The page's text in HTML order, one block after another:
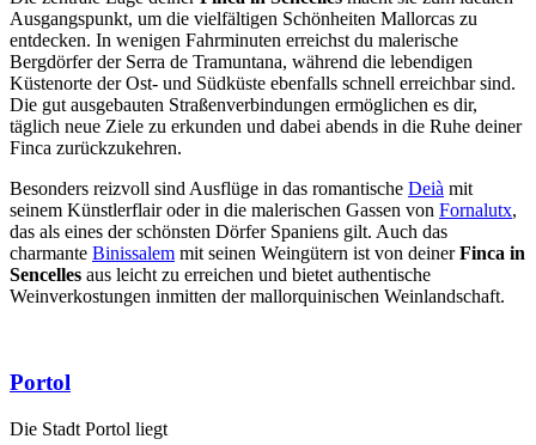
Ausgangspunkt, um die vielfältigen Schönheiten Mallorcas zu
entdecken. In wenigen Fahrminuten erreichst du malerische
Bergdörfer der Serra de Tramuntana, während die lebendigen
Küstenorte der Ost- und Südküste ebenfalls schnell erreichbar sind.
Die gut ausgebauten Straßenverbindungen ermöglichen es dir,
täglich neue Ziele zu erkunden und dabei abends in die Ruhe deiner
Finca zurückzukehren.
Besonders reizvoll sind Ausflüge in das romantische Deià mit
seinem Künstlerflair oder in die malerischen Gassen von Fornalutx,
das als eines der schönsten Dörfer Spaniens gilt. Auch das
charmante Binissalem mit seinen Weingütern ist von deinerFinca in
Sencelles aus leicht zu erreichen und bietet authentische
Weinverkostungen inmitten der mallorquinischen Weinlandschaft.
Portol
Die Stadt Portol liegt